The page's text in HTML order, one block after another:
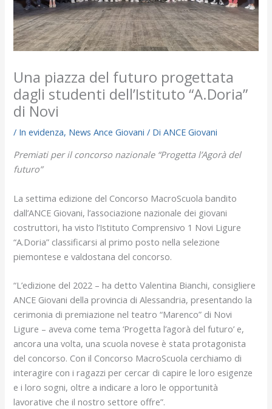
Una piazza del futuro progettata
dagli studenti dell’Istituto “A.Doria”
di Novi
/ In evidenza, News Ance Giovani / DiANCE Giovani
Premiati per il concorso nazionale “Progetta l’Agorà del
futuro”
La settima edizione del Concorso MacroScuola bandito
dall’ANCE Giovani, l’associazione nazionale dei giovani
costruttori, ha visto l’Istituto Comprensivo 1 Novi Ligure
“A.Doria” classificarsi al primo posto nella selezione
piemontese e valdostana del concorso.
“L’edizione del 2022 – ha detto Valentina Bianchi, consigliere
ANCE Giovani della provincia di Alessandria, presentando la
cerimonia di premiazione nel teatro “Marenco” di Novi
Ligure – aveva come tema ‘Progetta l’agorà del futuro’ e,
ancora una volta, una scuola novese è stata protagonista
del concorso. Con il Concorso MacroScuola cerchiamo di
interagire con i ragazzi per cercar di capire le loro esigenze
e i loro sogni, oltre a indicare a loro le opportunità
lavorative che il nostro settore offre”.